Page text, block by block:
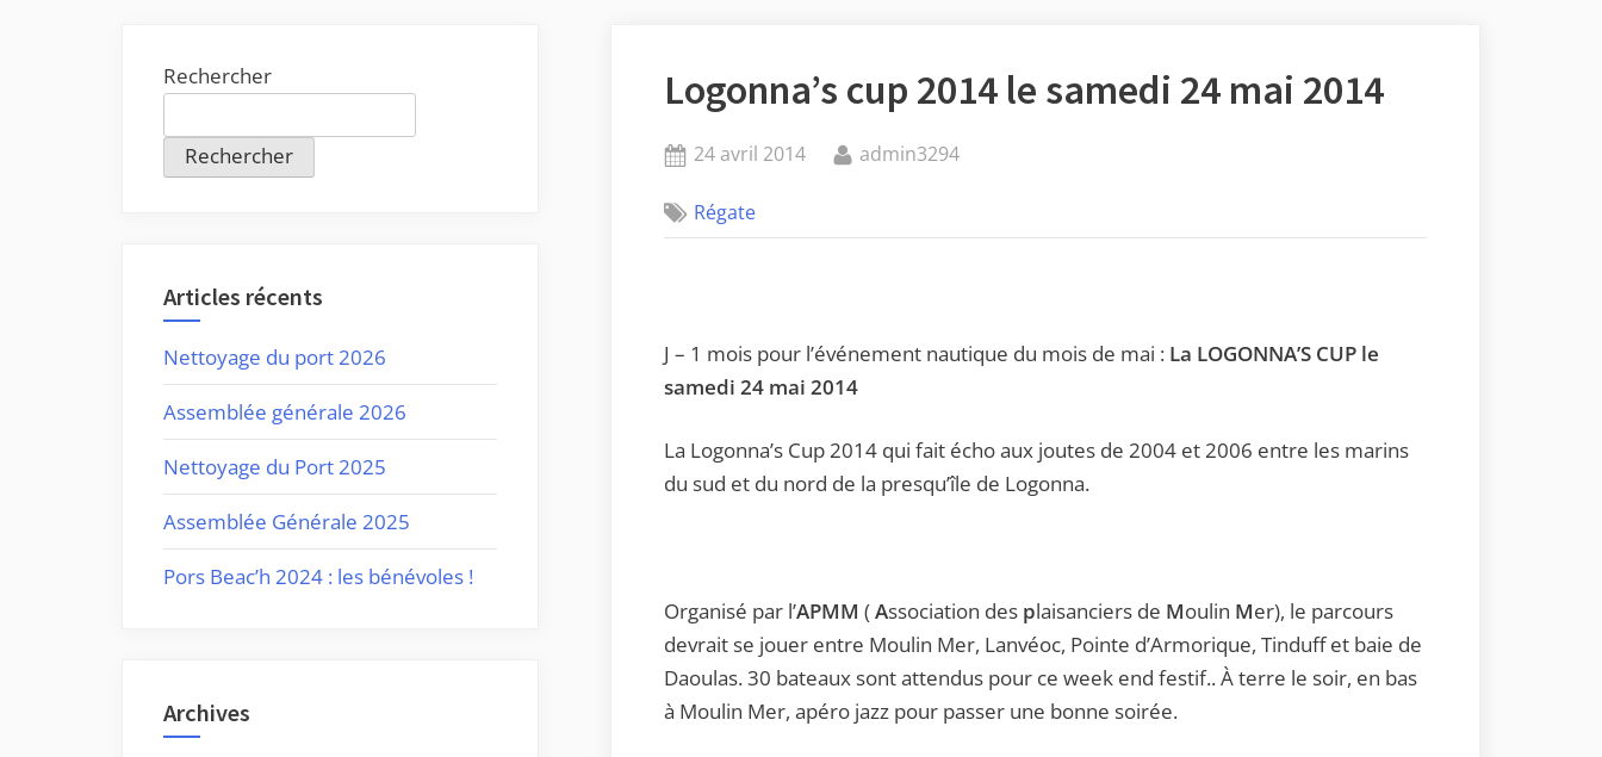
Logonna’s cup 2014 le samedi 24 mai 2014
Posted
24 avril 2014 By
admin3294
Régate
J – 1 mois pour l’événement nautique du mois de mai : La LOGONNA’S CUP le
samedi 24 mai 2014
La Logonna’s Cup 2014 qui fait écho aux joutes de 2004 et 2006 entre les marins
du sud et du nord de la presqu’île de Logonna.
Organisé par l’APMM (Association des plaisanciers de Moulin Mer), le parcours
devrait se jouer entre Moulin Mer, Lanvéoc, Pointe d’Armorique, Tinduff et baie de
Daoulas. 30 bateaux sont attendus pour ce week end festif.. À terre le soir, en bas
à Moulin Mer, apéro jazz pour passer une bonne soirée.
Rechercher
Rechercher
Articles récents
Nettoyage du port 2026
Assemblée générale 2026
Nettoyage du Port 2025
Assemblée Générale 2025
Pors Beac’h 2024 : les bénévoles !
Archives